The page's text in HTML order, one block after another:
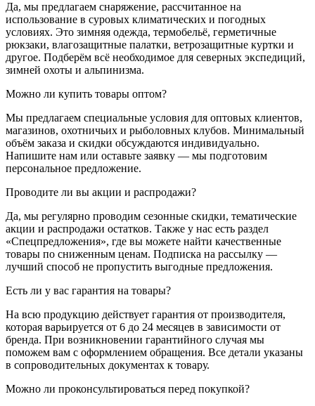
Да, мы предлагаем снаряжение, рассчитанное на
использование в суровых климатических и погодных
условиях. Это зимняя одежда, термобельё, герметичные
рюкзаки, влагозащитные палатки, ветрозащитные куртки и
другое. Подберём всё необходимое для северных экспедиций,
зимней охоты и альпинизма.
Можно ли купить товары оптом?
Мы предлагаем специальные условия для оптовых клиентов,
магазинов, охотничьих и рыболовных клубов. Минимальный
объём заказа и скидки обсуждаются индивидуально.
Напишите нам или оставьте заявку — мы подготовим
персональное предложение.
Проводите ли вы акции и распродажи?
Да, мы регулярно проводим сезонные скидки, тематические
акции и распродажи остатков. Также у нас есть раздел
«Спецпредложения», где вы можете найти качественные
товары по сниженным ценам. Подписка на рассылку —
лучший способ не пропустить выгодные предложения.
Есть ли у вас гарантия на товары?
На всю продукцию действует гарантия от производителя,
которая варьируется от 6 до 24 месяцев в зависимости от
бренда. При возникновении гарантийного случая мы
поможем вам с оформлением обращения. Все детали указаны
в сопроводительных документах к товару.
Можно ли проконсультироваться перед покупкой?